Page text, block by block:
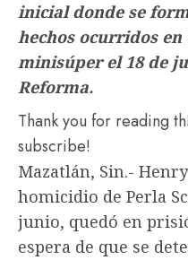
inicial donde se
hechos ocurridos
minisúper el 18 de
Reforma.
Thank you for reading
subscribe!
Mazatlán, Sin.-
homicidio de Perla
junio, quedó en
espera de que se